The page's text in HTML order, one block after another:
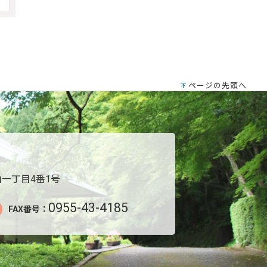
ページの先頭へ
丁目4番1号
FAX番号： 0955-43-4185